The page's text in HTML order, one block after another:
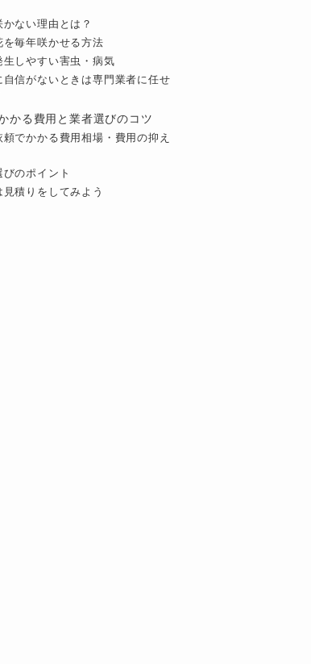
かない理由とは？
を毎年咲かせる方法
生しやすい害虫・病気
自信がないときは専門業者に任せ
かる費用と業者選びのコツ
頼でかかる費用相場・費用の抑え
びのポイント
見積りをしてみよう